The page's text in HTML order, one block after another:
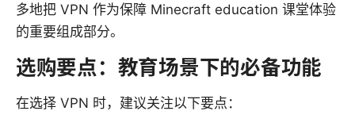
多地把 VPN 作为保障 Minecraft education 课堂体验
的重要组成部分。
选购要点：教育场景下的必备功能
在选择 VPN 时，建议关注以下要点：